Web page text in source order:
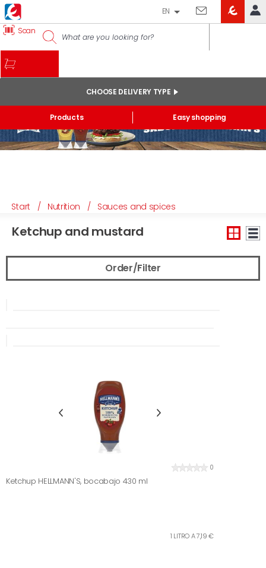
LOG IN
Online orders
My products purchased at the shop and online
Lists
EN
Scan
Products
CHOOSE DELIVERY TYPE
Easy shopping
Start / Nutrition / Sauces and spices
Ketchup and mustard
Order/Filter
0
Ketchup HELLMANN'S, bocabajo 430 ml
1 LITRO A 7,19 €